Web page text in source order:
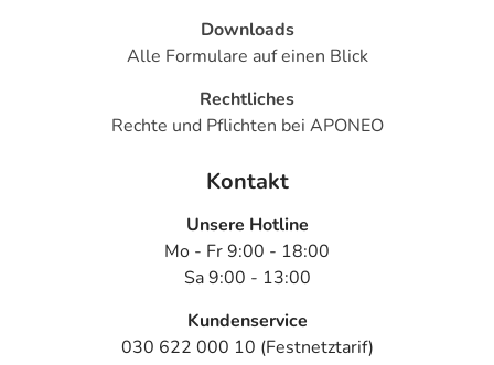
Downloads
Alle Formulare auf einen Blick
Rechtliches
Rechte und Pflichten bei APONEO
Kontakt
Unsere Hotline
Mo - Fr 9:00 - 18:00
Sa 9:00 - 13:00
Kundenservice
030 622 000 10 (Festnetztarif)